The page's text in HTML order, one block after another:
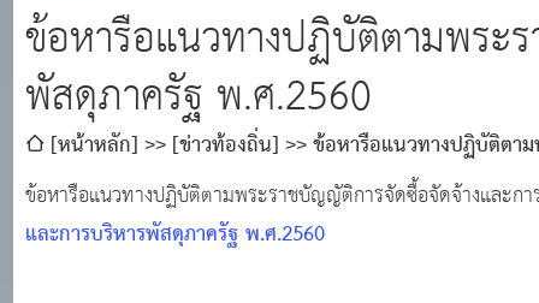
ข้อหารือแนวทางปฏิบัติตามพระ
พัสดุภาครัฐ พ.ศ.2560
[หน้าหลัก] [ข่าวท้องถิ่น] ข้อหารือแนวทางปฏิบัติตา
ข้อหารือแนวทางปฏิบัติตามพระราชบัญญัติการจัดซื้อจัดจ้างและก
และการบริหารพัสดุภาครัฐ พ.ศ.2560